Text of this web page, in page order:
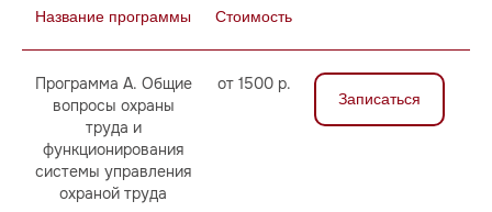
по охране труда
методическая помощь
в подготовке документов
специалистов
Название программы Стоимость
Программа А. Общие
вопросы охраны
труда и
функционирования
системы управления
охраной труда
от 1500 р.
Записаться